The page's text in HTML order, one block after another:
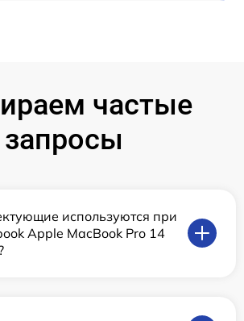
частые
запросы
используются при
Apple MacBook Pro 14